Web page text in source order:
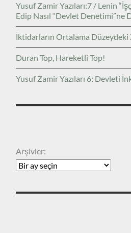
Yusuf Zamir Yazıları:7 / Lenin
Edip Nasıl “Devlet Denetimi”ne
İktidarların Ortalama Düzeydeki
Duran Top, Hareketli Top!
Yusuf Zamir Yazıları 6: Devleti
Arşivler: